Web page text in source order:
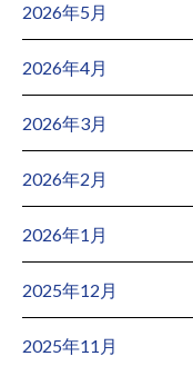
2026年5月
2026年4月
2026年3月
2026年2月
2026年1月
2025年12月
2025年11月